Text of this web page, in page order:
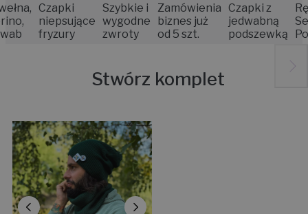
Czapki
niepsujące
fryzury
Szybkie i
wygodne
zwroty
Zamówienia
biznes już
od 5 szt.
Czapki z
jedwabną
podszewką
Stwórz komplet